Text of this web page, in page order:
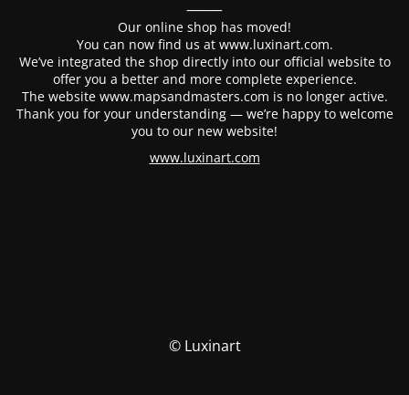
⸻
Our online shop has moved!
You can now find us at www.luxinart.com.
We’ve integrated the shop directly into our official website to
offer you a better and more complete experience.
The website www.mapsandmasters.com is no longer active.
Thank you for your understanding — we’re happy to welcome
you to our new website!
www.luxinart.com
© Luxinart